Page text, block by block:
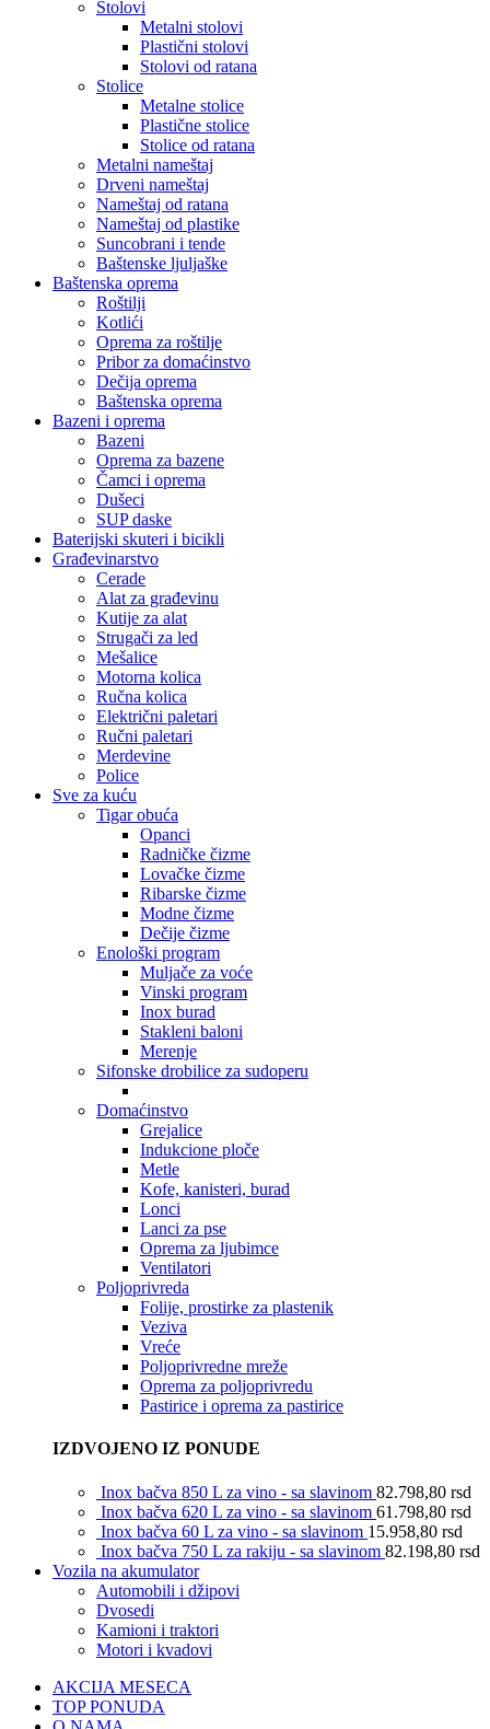
Stolovi
Metalni stolovi
Plastični stolovi
Stolovi od ratana
Stolice
Metalne stolice
Plastične stolice
Stolice od ratana
Metalni nameštaj
Drveni nameštaj
Nameštaj od ratana
Nameštaj od plastike
Suncobrani i tende
Baštenske ljuljaške
Baštenska oprema
Roštilji
Kotlići
Oprema za roštilje
Pribor za domaćinstvo
Dečija oprema
Baštenska oprema
Bazeni i oprema
Bazeni
Oprema za bazene
Čamci i oprema
Dušeci
SUP daske
Baterijski skuteri i bicikli
Građevinarstvo
Cerade
Alat za građevinu
Kutije za alat
Strugači za led
Mešalice
Motorna kolica
Ručna kolica
Električni paletari
Ručni paletari
Merdevine
Police
Sve za kuću
Tigar obuća
Opanci
Radničke čizme
Lovačke čizme
Ribarske čizme
Modne čizme
Dečije čizme
Enološki program
Muljače za voće
Vinski program
Inox burad
Stakleni baloni
Merenje
Sifonske drobilice za sudoperu
Domaćinstvo
Grejalice
Indukcione ploče
Metle
Kofe, kanisteri, burad
Lonci
Lanci za pse
Oprema za ljubimce
Ventilatori
Poljoprivreda
Folije, prostirke za plastenik
Veziva
Vreće
Poljoprivredne mreže
Oprema za poljoprivredu
Pastirice i oprema za pastirice
IZDVOJENO IZ PONUDE
Inox bačva 850 L za vino - sa slavinom 82.798,80 rsd
Inox bačva 620 L za vino - sa slavinom 61.798,80 rsd
Inox bačva 60 L za vino - sa slavinom 15.958,80 rsd
Inox bačva 750 L za rakiju - sa slavinom 82.198,80 rsd
Vozila na akumulator
Automobili i džipovi
Dvosedi
Kamioni i traktori
Motori i kvadovi
AKCIJA MESECA
TOP PONUDA